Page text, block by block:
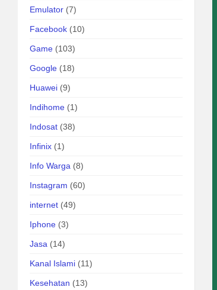
Emulator (7)
Facebook (10)
Game (103)
Google (18)
Huawei (9)
Indihome (1)
Indosat (38)
Infinix (1)
Info Warga (8)
Instagram (60)
internet (49)
Iphone (3)
Jasa (14)
Kanal Islami (11)
Kesehatan (13)